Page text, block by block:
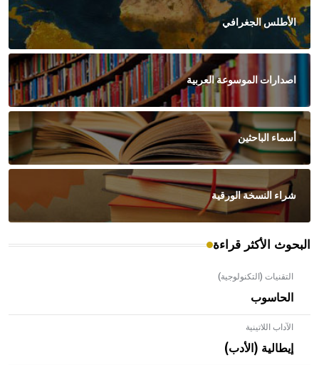
الأطلس الجغرافي
اصدارات الموسوعة العربية
أسماء الباحثين
شراء النسخة الورقية
البحوث الأكثر قراءة
التقنيات (التكنولوجية)
الحاسوب
الآداب اللاتينية
إيطالية (الأدب)